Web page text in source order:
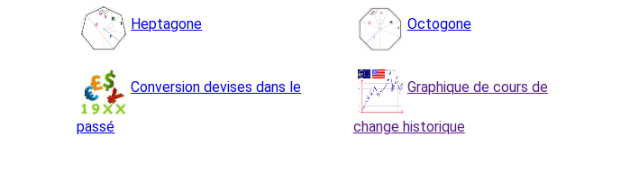
Heptagone Octogone
Conversion devises dans le
passé
Graphique de cours de
change historique